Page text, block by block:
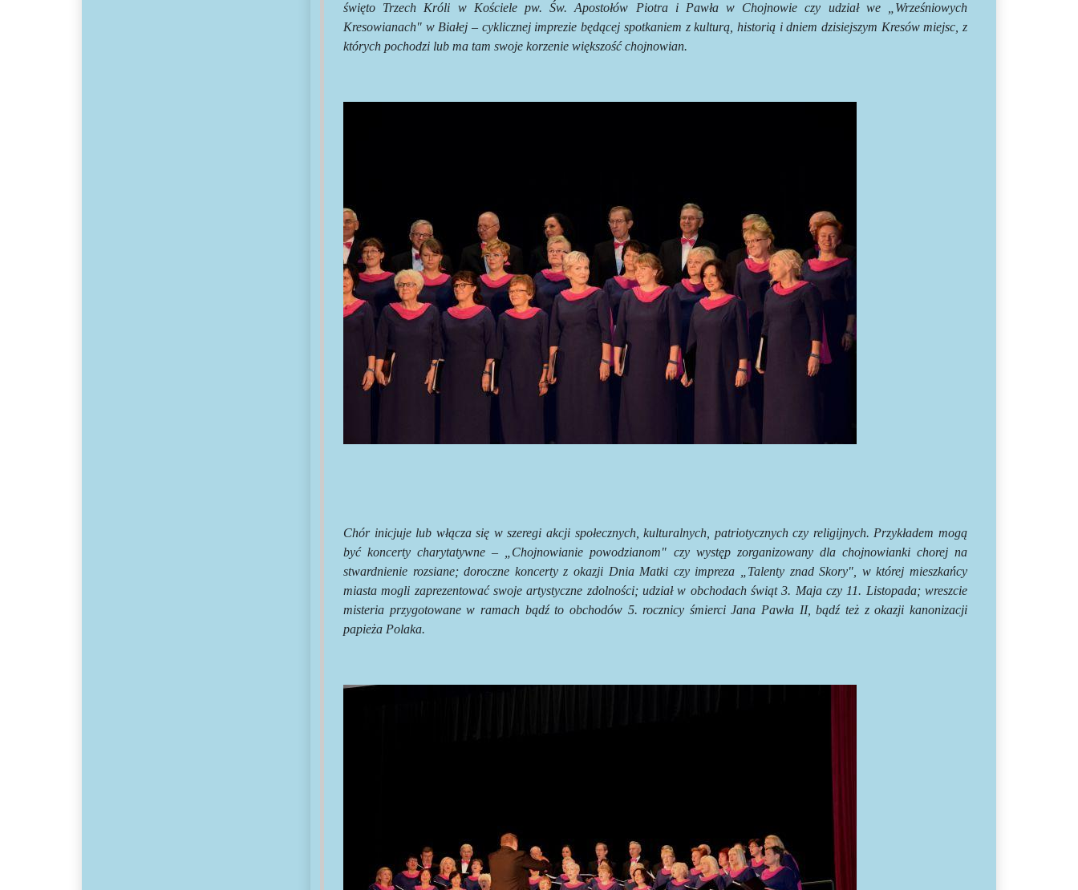
święto Trzech Króli w Kościele pw. Św. Apostołów Piotra i Pawła w Chojnowie czy udział we „Wrześniowych
Kresowianach" w Białej – cyklicznej imprezie będącej spotkaniem z kulturą, historią i dniem dzisiejszym Kresów miejsc, z
których pochodzi lub ma tam swoje korzenie większość chojnowian.
Chór inicjuje lub włącza się w szeregi akcji społecznych, kulturalnych, patriotycznych czy religijnych. Przykładem mogą
być koncerty charytatywne – „Chojnowianie powodzianom" czy występ zorganizowany dla chojnowianki chorej na
stwardnienie rozsiane; doroczne koncerty z okazji Dnia Matki czy impreza „Talenty znad Skory", w której mieszkańcy
miasta mogli zaprezentować swoje artystyczne zdolności; udział w obchodach świąt 3. Maja czy 11. Listopada; wreszcie
misteria przygotowane w ramach bądź to obchodów 5. rocznicy śmierci Jana Pawła II, bądź też z okazji kanonizacji
papieża Polaka.